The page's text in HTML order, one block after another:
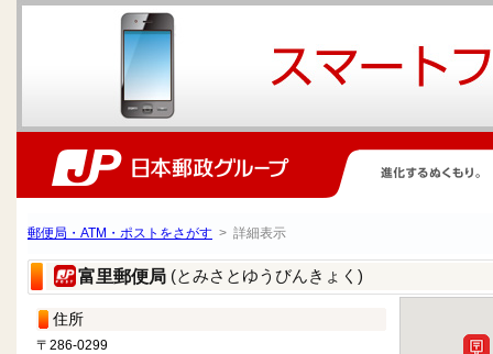
郵便局・ATM・ポストをさがす > 詳細表示
富里郵便局 (とみさとゆうびんきょく)
住所
〒286-0299